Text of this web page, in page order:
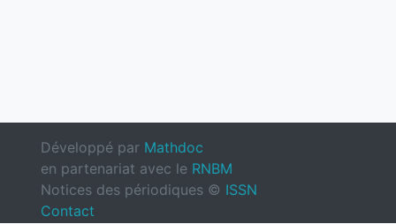
Développé par Mathdoc
en partenariat avec le RNBM
Notices des périodiques © ISSN
Contact